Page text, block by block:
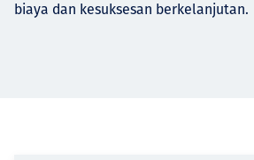
biaya dan kesuksesan berkelanjutan.